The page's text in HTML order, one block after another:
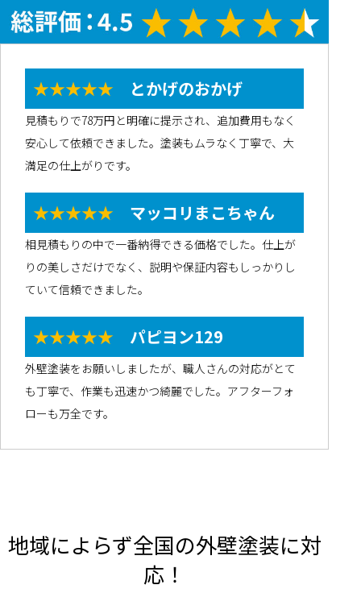
★★★★★ とかげのおかげ
見積もりで78万円と明確に提示され、追加費用もなく
安心して依頼できました。塗装もムラなく丁寧で、大
満足の仕上がりです。
★★★★★ マッコリまこちゃん
相見積もりの中で一番納得できる価格でした。仕上が
りの美しさだけでなく、説明や保証内容もしっかりし
ていて信頼できました。
★★★★★ パピヨン129
外壁塗装をお願いしましたが、職人さんの対応がとて
も丁寧で、作業も迅速かつ綺麗でした。アフターフォ
ローも万全です。
地域によらず全国の外壁塗装に対
応！